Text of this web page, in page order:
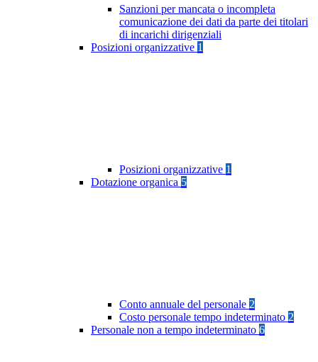
Sanzioni per mancata o incompleta
comunicazione dei dati da parte dei titolari
di incarichi dirigenziali
Posizioni organizzative 1
Posizioni organizzative 1
Dotazione organica 5
Conto annuale del personale 2
Costo personale tempo indeterminato 2
Personale non a tempo indeterminato 6